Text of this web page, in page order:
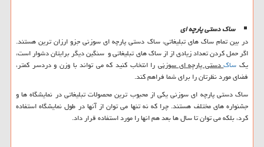
ساک دستی پارچه ای
در بین تمام ساک های تبلیغاتی، ساک دستی پارچه ای سوزنی جزو ارزان ترین هستند.
اگر حمل کردن تعداد زیادی از از ساک های تبلیغاتی و سنگین دیگر برایتان دشوار است،
یک ساکدستی پارچه ای سوزنی را انتخاب کنید که می تواند با وزن و دردسر کمتر،
فضای مورد نظرتان را برای شما فراهم کند.
ساک دستی پارچه ای سوزنی یکی از محبوب ترین محصولات تبلیغاتی در نمایشگاه ها و
جشنواره های مختلف هستند. چرا که نه تنها می توان از آنها در طول نمایشگاه استفاده
کرد، بلکه می توان تا سال ها بعد هم انها را مورد استفاده قرار داد.